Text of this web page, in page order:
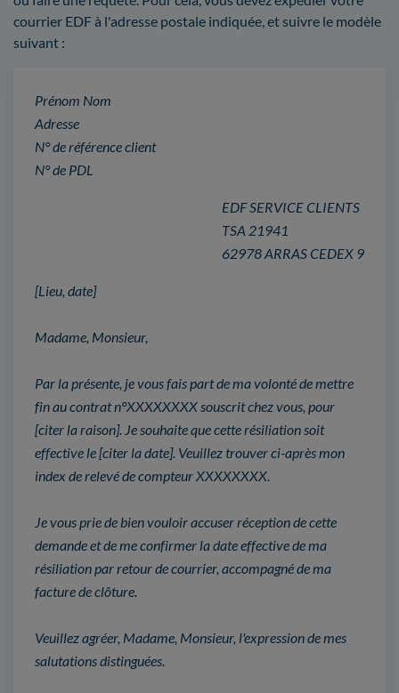
courrier EDF à l'adresse postale indiquée, et suivre le modèle
suivant :
Prénom Nom
Adresse
N° de référence client
N° de PDL
EDF SERVICE CLIENTS
TSA 21941
62978 ARRAS CEDEX 9
[Lieu, date]
Madame, Monsieur,
Par la présente, je vous fais part de ma volonté de mettre
fin au contrat n°XXXXXXXX souscrit chez vous, pour
[citer la raison]. Je souhaite que cette résiliation soit
effective le [citer la date]. Veuillez trouver ci-après mon
index de relevé de compteur XXXXXXXX.
Je vous prie de bien vouloir accuser réception de cette
demande et de me confirmer la date effective de ma
résiliation par retour de courrier, accompagné de ma
facture de clôture.
Veuillez agréer, Madame, Monsieur, l'expression de mes
salutations distinguées.